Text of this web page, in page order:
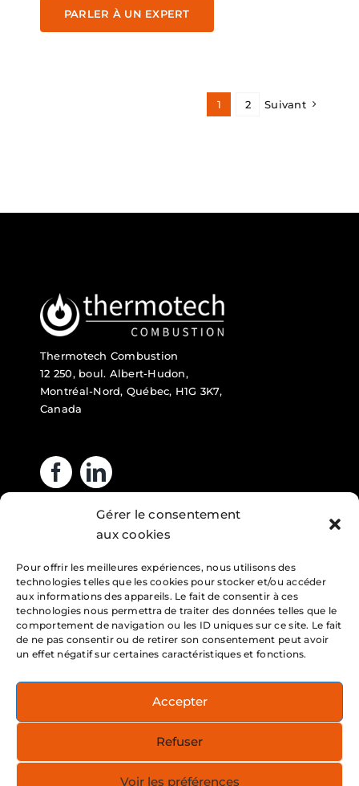
Gérer le consentement
aux cookies
Pour offrir les meilleures expériences, nous utilisons des
technologies telles que les cookies pour stocker et/ou accéder
aux informations des appareils. Le fait de consentir à ces
technologies nous permettra de traiter des données telles que le
comportement de navigation ou les ID uniques sur ce site. Le fait
de ne pas consentir ou de retirer son consentement peut avoir
un effet négatif sur certaines caractéristiques et fonctions.
Accepter
Refuser
Voir les préférences
PARLER À UN EXPERT
1 2 Suivant
Thermotech Combustion
12 250, boul. Albert-Hudon,
Montréal-Nord, Québec, H1G 3K7,
Canada
Heures d’ouverture
Lundi : 7h – 16h
Mardi : 7h – 16h
Mercredi : 7h – 16h
Jeudi : 7h – 16h
Service 24h/24h
Note : Nous affirmons notre volonté d’établir des
relations en français avec la clientèle du Québec